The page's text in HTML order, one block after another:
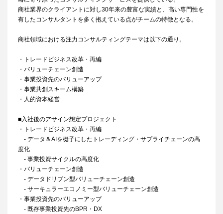
商社業界のクライアントに対し30年来の豊富な実績と、高い専門性を
有したコンサルタントを多く抱えている点がチームの特徴となる。
商社領域における注力コンサルティングテーマは以下の通り。
・トレードビジネス改革・再編
・バリューチェーン創造
・事業投資先のバリューアップ
・事業共創スキーム構築
・人的資本経営
■入社後のアサイン想定プロジェクト
・トレードビジネス改革・再編
- データ＆AIを梃子にしたトレーディング・サプライチェーンの高
度化
- 事業投資サイクルの高度化
・バリューチェーン創造
- データドリブン型バリューチェーン創造
- サーキュラーエコノミー型バリューチェーン創造
・事業投資先のバリューアップ
- 既存事業投資先のBPR・DX